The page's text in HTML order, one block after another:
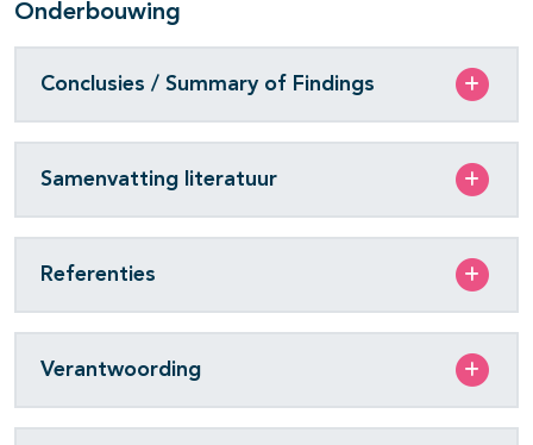
Onderbouwing
Conclusies / Summary of Findings
Samenvatting literatuur
Referenties
Verantwoording